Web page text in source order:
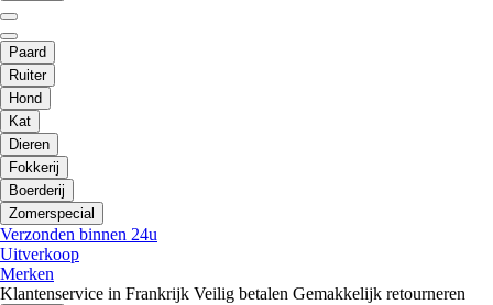
Paard
Ruiter
Hond
Kat
Dieren
Fokkerij
Boerderij
Zomerspecial
Verzonden binnen 24u
Uitverkoop
Merken
Klantenservice in Frankrijk Veilig betalen Gemakkelijk retourneren